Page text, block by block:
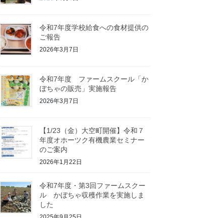
令和7年度学校給食への食材提供の
ご報告
2026年3月7日
令和7年度 ファームスクール「か
ぼちゃの販売」実施報告
2026年3月7日
【1/23（金）大空町開催】令和７
年度オホーツク有機農業セミナー
のご案内
2026年1月22日
令和7年度・第3回ファームスクー
ル かぼちゃ収穫作業を実施しま
した